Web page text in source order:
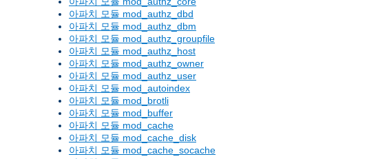
아파치 모듈 mod_authz_dbd
아파치 모듈 mod_authz_dbm
아파치 모듈 mod_authz_groupfile
아파치 모듈 mod_authz_host
아파치 모듈 mod_authz_owner
아파치 모듈 mod_authz_user
아파치 모듈 mod_autoindex
아파치 모듈 mod_brotli
아파치 모듈 mod_buffer
아파치 모듈 mod_cache
아파치 모듈 mod_cache_disk
아파치 모듈 mod_cache_socache